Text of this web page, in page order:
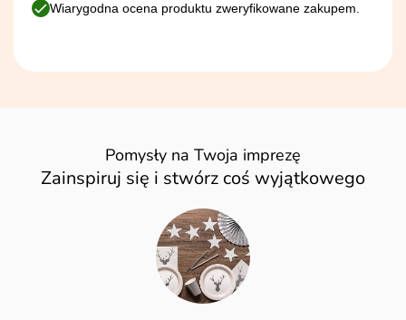
Wiarygodna ocena produktu zweryfikowane zakupem.
Pomysły na Twoja imprezę
Zainspiruj się i stwórz coś wyjątkowego